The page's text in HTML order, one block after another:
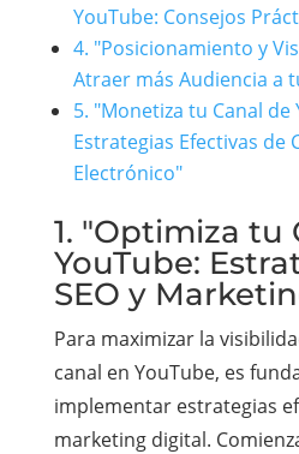
YouTube: Consejos
4. "Posicionamiento y
Atraer más Audiencia a
5. "Monetiza tu Canal de
Estrategias Efectivas de
Electrónico"
1. "Optimiza tu
YouTube:
SEO y
Para maximizar la
canal en YouTube, es
implementar estrategias
marketing digital.